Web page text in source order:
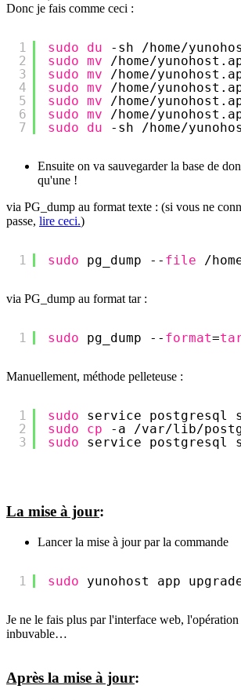
Donc je fais comme ceci :
1
2
3
4
5
6
7
sudo du -sh /home/
sudo mv /home/yunohost
sudo mv /home/yunohost
sudo mv /home/yunohost
sudo mv /home/yunohost
sudo mv /home/yunohost
sudo
du -sh /home/
Ensuite on va sauvegarder la base de
qu'une !
via PG_dump au format texte : (si vous ne
passe, lire ceci.)
1 sudo pg_dump -- file /
via PG_dump au format tar :
1 sudo pg_dump -- format=
Manuellement, méthode pelleteuse :
1
2
3
sudo
service postgresql
sudo
cp -a /var/lib/
sudo
service postgresql
La mise à jour:
Lancer la mise à jour par la commande
1 sudo yunohost app
Je ne le fais plus par l'interface web,
inbuvable…
Après la mise à jour: